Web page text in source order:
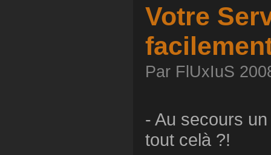
Votre
Par FlUxIuS
- Au secours
tout celà ?!